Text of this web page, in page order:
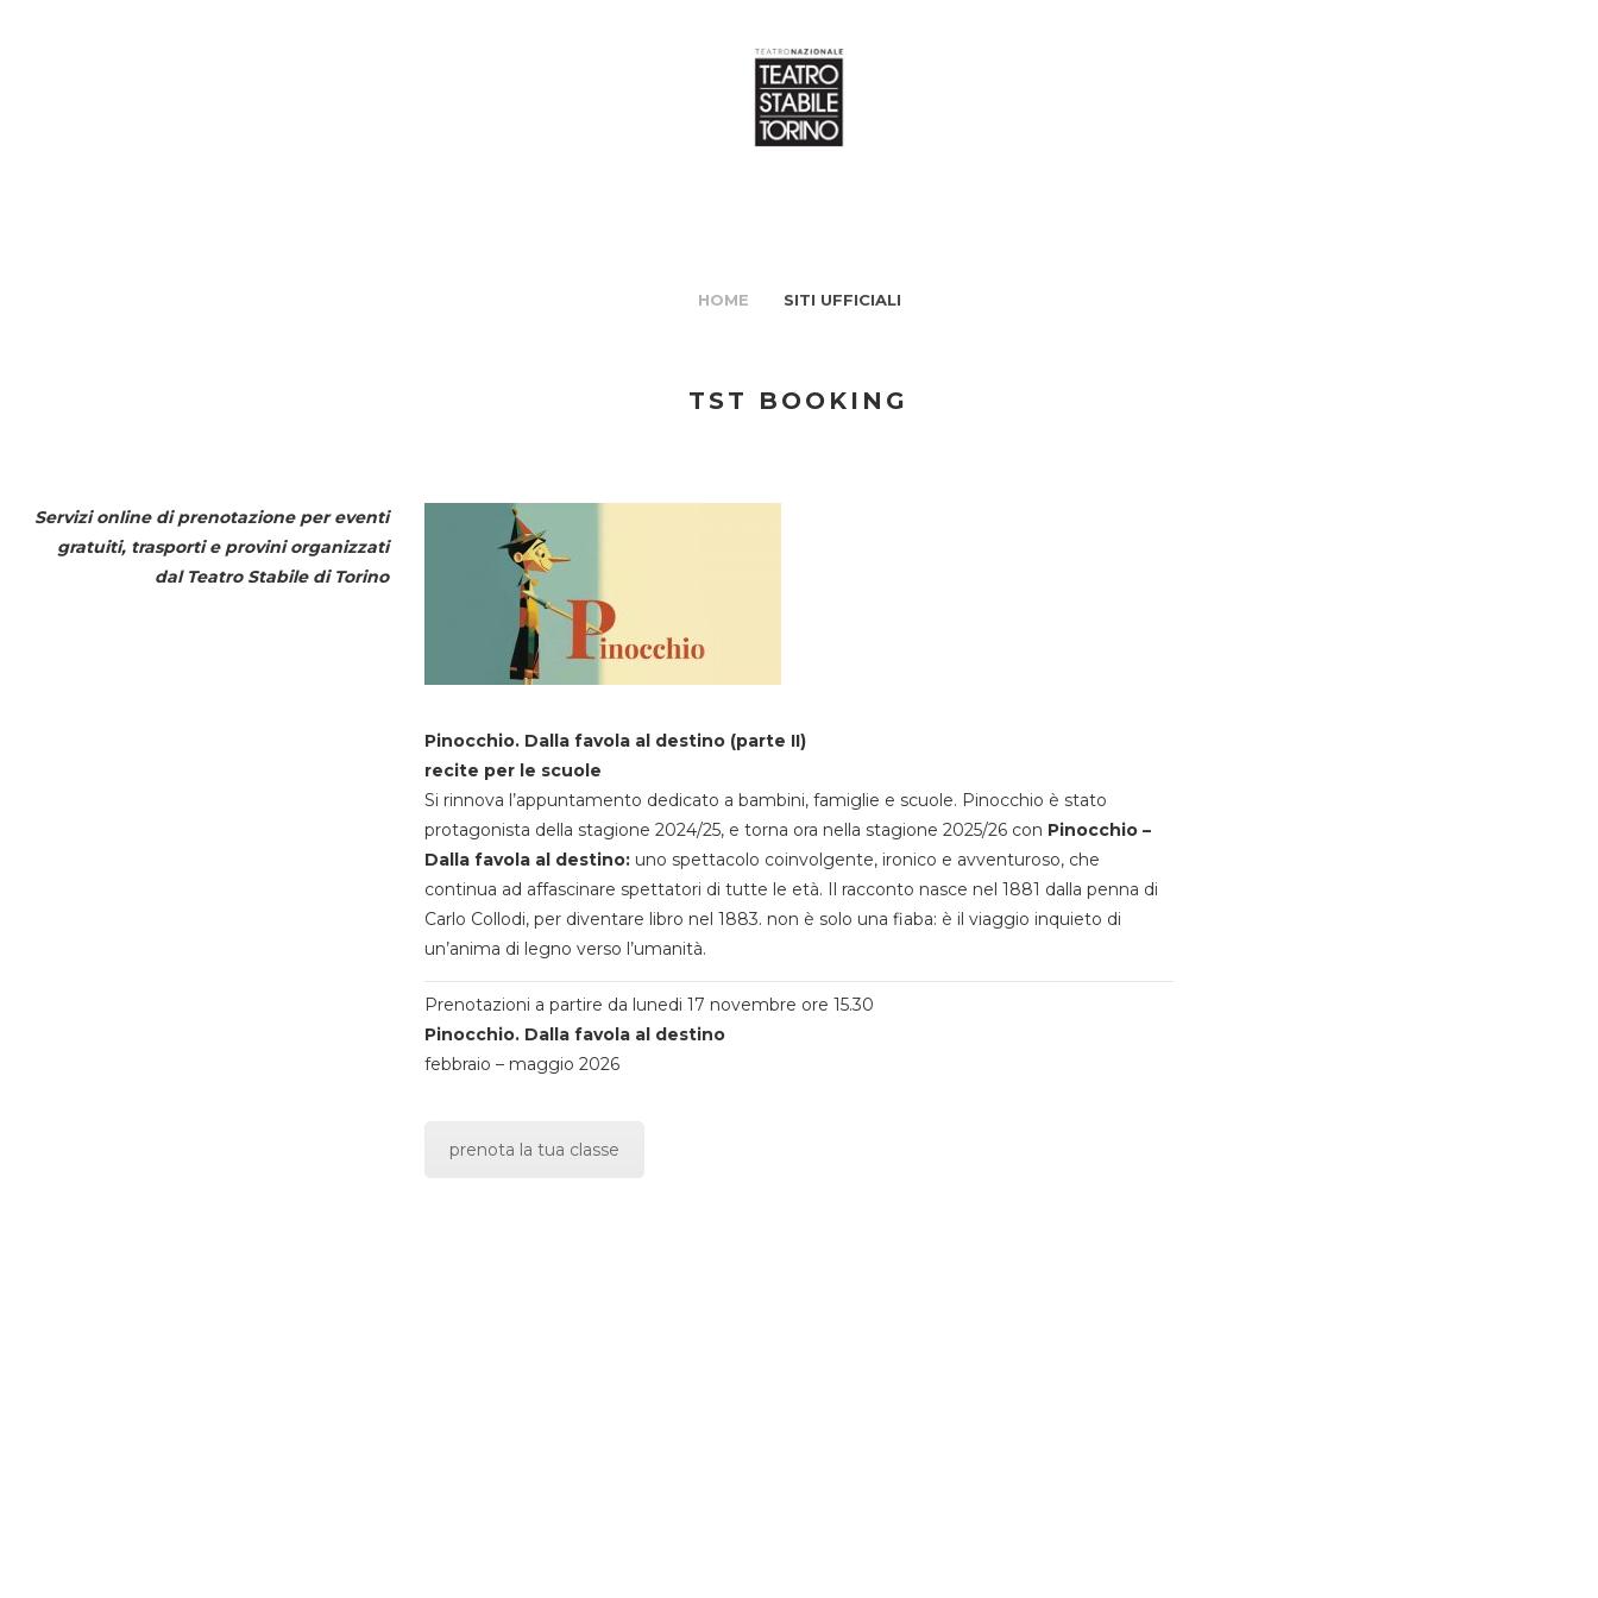
HOME SITI UFFICIALI
TST BOOKING
Servizi online di prenotazione per eventi
gratuiti, trasporti e provini organizzati
dal Teatro Stabile di Torino
Pinocchio. Dalla favola al destino (parte II)
recite per le scuole
Si rinnova l’appuntamento dedicato a bambini, famiglie e scuole. Pinocchio è stato
protagonista della stagione 2024/25, e torna ora nella stagione 2025/26 con Pinocchio –
Dalla favola al destino:uno spettacolo coinvolgente, ironico e avventuroso, che
continua ad affascinare spettatori di tutte le età. Il racconto nasce nel 1881 dalla penna di
Carlo Collodi, per diventare libro nel 1883. non è solo una fiaba: è il viaggio inquieto di
un’anima di legno verso l’umanità.
Prenotazioni a partire da lunedi 17 novembre ore 15.30
Pinocchio. Dalla favola al destino
febbraio – maggio 2026
prenota la tua classe